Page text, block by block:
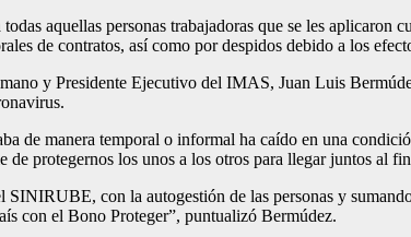
aquellas personas trabajadoras que se les
de contratos, así como por despidos debido a los
y Presidente Ejecutivo del IMAS, Juan Luis
de manera temporal o informal ha caído en una
de protegernos los unos a los otros para llegar juntos al
SINIRUBE, con la autogestión de las personas y
con el Bono Proteger”, puntualizó Bermúdez.